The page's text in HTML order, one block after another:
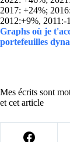
2017: +24%;
2012:+9%, 2011:-
Graphs où je
portefeuilles
Mes écrits sont
et cet article